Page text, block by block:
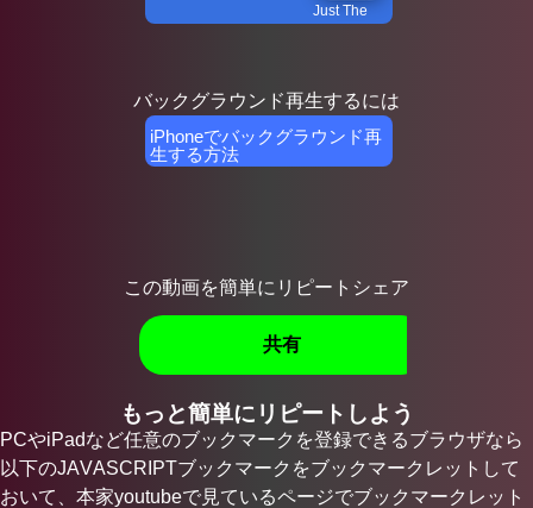
Just The
バックグラウンド再生するには
iPhoneでバックグラウンド再
生する方法
この動画を簡単にリピートシェア
共有
もっと簡単にリピートしよう
PCやiPadなど任意のブックマークを登録できるブラウザなら
以下のJAVASCRIPTブックマークをブックマークレットして
おいて、本家youtubeで見ているページでブックマークレット